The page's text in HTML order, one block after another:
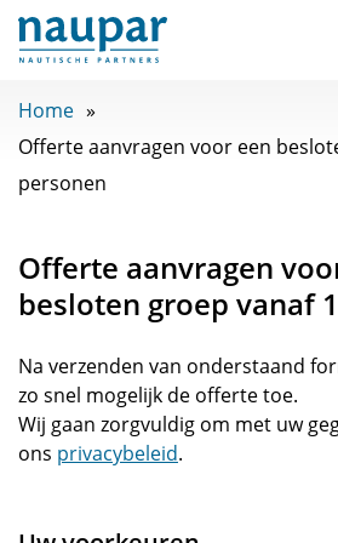
Home
Offerte aanvragen voor een
personen
Offerte aanvragen
besloten groep vanaf
Na verzenden van onderstaand
zo snel mogelijk de offerte toe.
Wij gaan zorgvuldig om met uw
ons privacybeleid.